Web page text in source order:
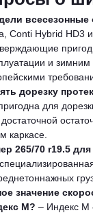
всесезонные
Conti Hybrid HD3
и
дорезку
для
каркасе.
265/70 r19.5
значение
M? – Индекс M